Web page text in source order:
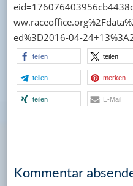
ed%3D2016-04-
teilen teilen
teilen merken
teilen E-Mail
Kommentar